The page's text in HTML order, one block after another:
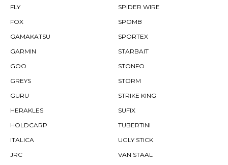
FLY
FOX
GAMAKATSU
GARMIN
GOO
GREYS
GURU
HERAKLES
HOLDCARP
ITALICA
JRC
SPIDER WIRE
SPOMB
SPORTEX
STARBAIT
STONFO
STORM
STRIKE KING
SUFIX
TUBERTINI
UGLY STICK
VAN STAAL